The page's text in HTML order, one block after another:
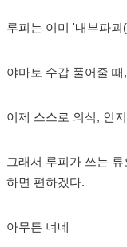
루피는 이미 '내부파
야마토 수갑 풀어줄
이제 스스로 의식, 인
그래서 루피가 쓰는
하면 편하겠다.
아무튼 너네